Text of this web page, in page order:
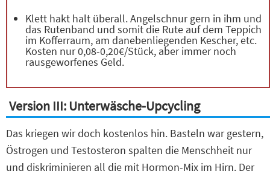
Klett hakt halt überall. Angelschnur gern in ihm und
das Rutenband und somit die Rute auf dem Teppich
im Kofferraum, am danebenliegenden Kescher, etc.
Kosten nur 0,08-0,20€/Stück, aber immer noch
rausgeworfenes Geld.
Version III: Unterwäsche-Upcycling
Das kriegen wir doch kostenlos hin. Basteln war gestern,
Östrogen und Testosteron spalten die Menschheit nur
und diskriminieren all die mit Hormon-Mix im Hirn. Der